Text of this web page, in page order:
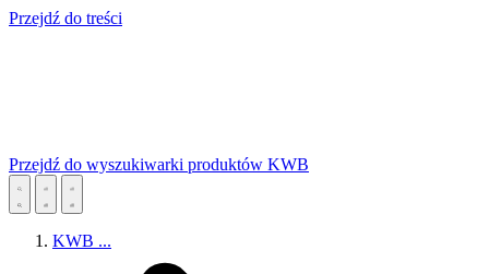
Przejdź do treści
Przejdź do wyszukiwarki produktów KWB
KWB ...